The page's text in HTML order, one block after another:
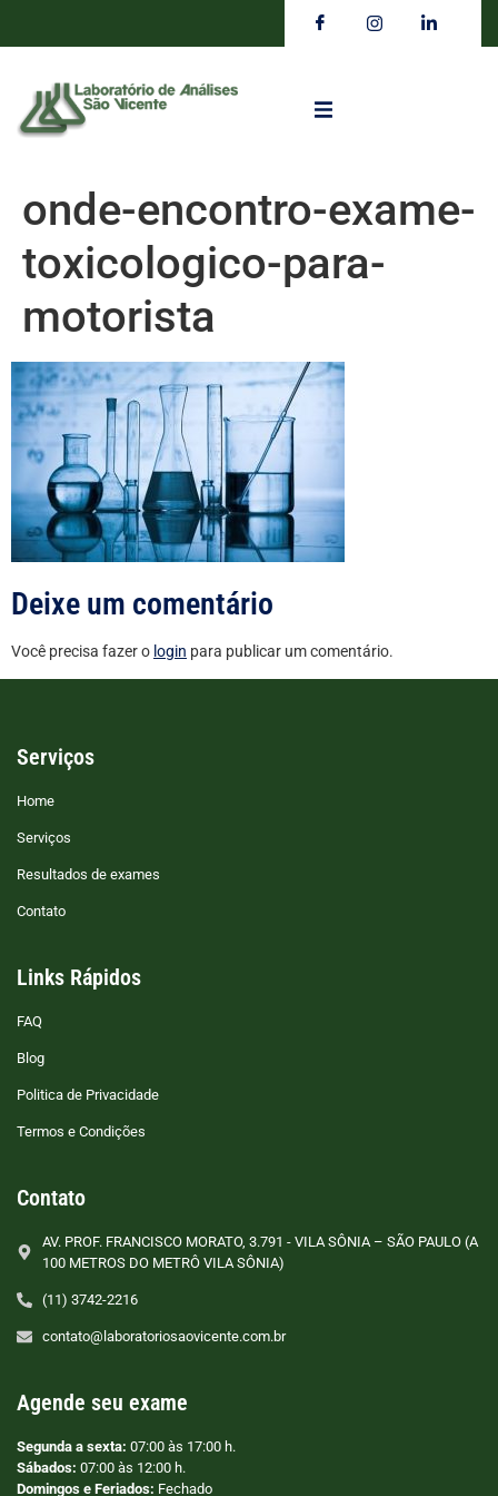
onde-encontro-exame-
toxicologico-para-
motorista
Deixe um comentário
Você precisa fazer o login para publicar um comentário.
Serviços
Home
Serviços
Resultados de exames
Contato
Links Rápidos
FAQ
Blog
Politica de Privacidade
Termos e Condições
Contato
AV. PROF. FRANCISCO MORATO, 3.791 - VILA SÔNIA – SÃO PAULO (A
100 METROS DO METRÔ VILA SÔNIA)
(11) 3742-2216
contato@laboratoriosaovicente.com.br
Agende seu exame
Segunda a sexta: 07:00 às 17:00 h.
Sábados: 07:00 às 12:00 h.
Domingos e Feriados: Fechado